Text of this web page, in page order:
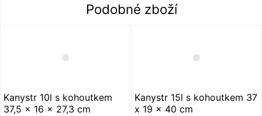
Podobné zboží
Kanystr 10l s kohoutkem
37,5 x 16 x 27,3 cm
Kanystr 15l s kohoutkem 37
x 19 x 40 cm